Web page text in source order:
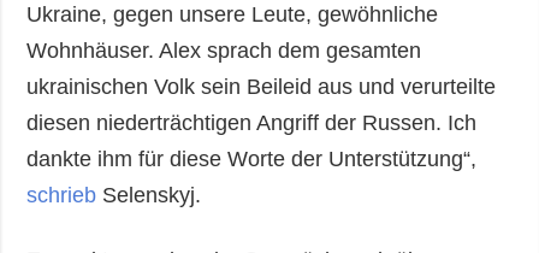
Ukraine, gegen unsere Leute, gewöhnliche
Wohnhäuser. Alex sprach dem gesamten
ukrainischen Volk sein Beileid aus und verurteilte
diesen niederträchtigen Angriff der Russen. Ich
dankte ihm für diese Worte der Unterstützung“,
schrieb Selenskyj.